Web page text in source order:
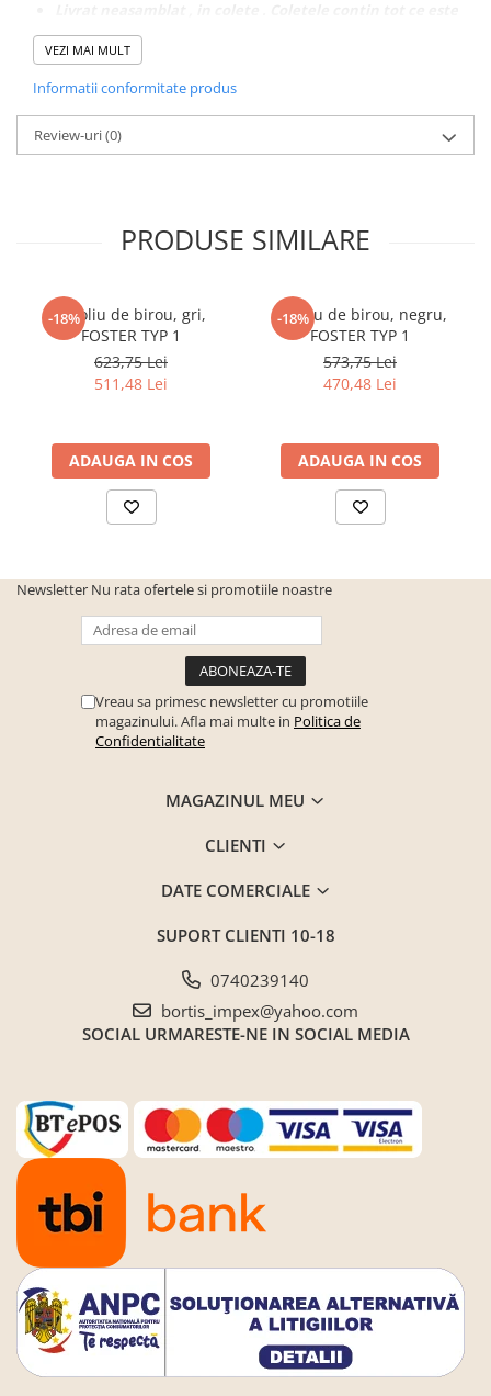
necesar pentru asamblare . Usor de asamblat !
VEZI MAI MULT
Informatii conformitate produs
Review-uri(0)
PRODUSE SIMILARE
-18%
Fotoliu de birou, gri,
FOSTER TYP 1
623,75 Lei
511,48 Lei
ADAUGA IN COS
-18%
Fotoliu de birou, negru,
FOSTER TYP 1
573,75 Lei
470,48 Lei
ADAUGA IN COS
Newsletter Nu rata ofertele si promotiile noastre
Vreau sa primesc newsletter cu promotiile
magazinului. Afla mai multe in Politica de
Confidentialitate
MAGAZINUL MEU
CLIENTI
DATE COMERCIALE
SUPORT CLIENTI 10-18
0740239140
bortis_impex@yahoo.com
SOCIAL URMARESTE-NE IN SOCIAL MEDIA